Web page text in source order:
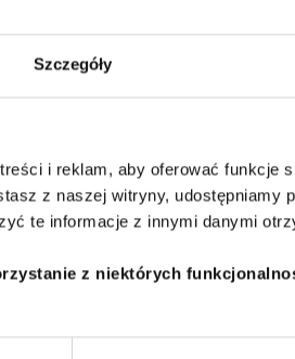
Szczegóły
i reklam, aby oferować funkcje
z naszej witryny, udostępniamy
te informacje z innymi danymi
z niektórych